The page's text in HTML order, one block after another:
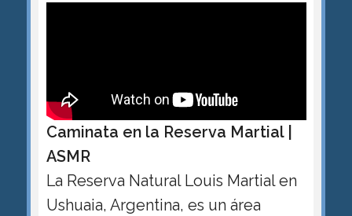
Caminata en la Reserva Martial |
ASMR
La Reserva Natural Louis Martial en
Ushuaia, Argentina, es un área